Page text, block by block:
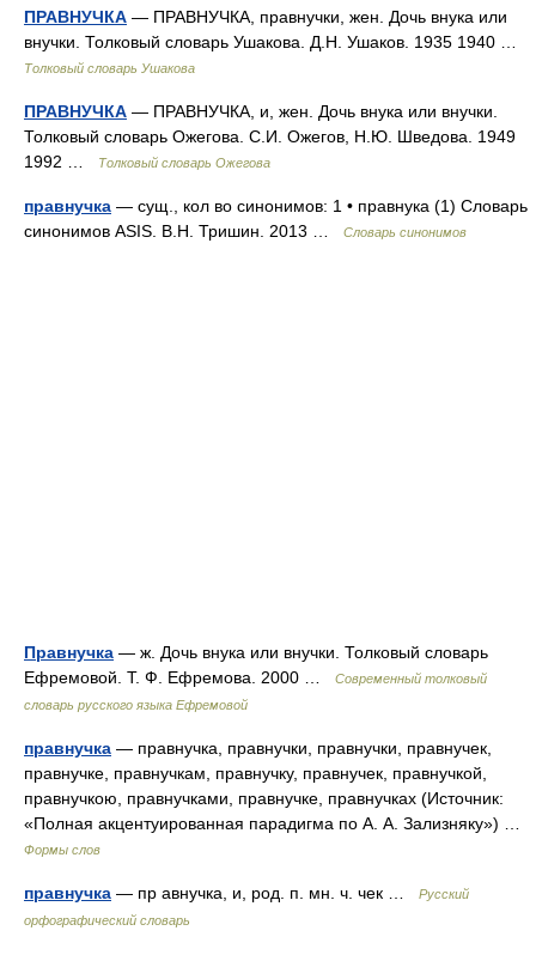
ПРАВНУЧКА — ПРАВНУЧКА, правнучки, жен. Дочь внука или
внучки. Толковый словарь Ушакова. Д.Н. Ушаков. 1935 1940 …
Толковый словарь Ушакова
ПРАВНУЧКА — ПРАВНУЧКА, и, жен. Дочь внука или внучки.
Толковый словарь Ожегова. С.И. Ожегов, Н.Ю. Шведова. 1949
1992 …
Толковый словарь Ожегова
правнучка — сущ., кол во синонимов: 1 • правнука (1) Словарь
синонимов ASIS. В.Н. Тришин. 2013 …
Словарь синонимов
Правнучка — ж. Дочь внука или внучки. Толковый словарь
Ефремовой. Т. Ф. Ефремова. 2000 …
Современный толковый
словарь русского языка Ефремовой
правнучка — правнучка, правнучки, правнучки, правнучек,
правнучке, правнучкам, правнучку, правнучек, правнучкой,
правнучкою, правнучками, правнучке, правнучках (Источник:
«Полная акцентуированная парадигма по А. А. Зализняку») …
Формы слов
правнучка — пр авнучка, и, род. п. мн. ч. чек …
Русский
орфографический словарь